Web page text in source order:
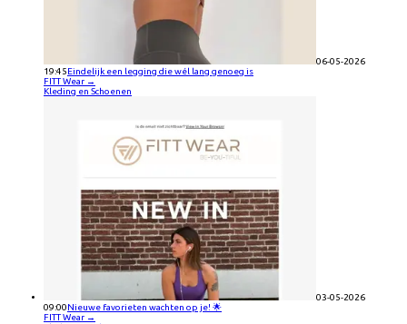
06-05-2026
19:45Eindelijk een legging die wél lang genoeg is
FITT Wear →
Kleding en Schoenen
03-05-2026
09:00Nieuwe favorieten wachten op je! 🌟
FITT Wear →